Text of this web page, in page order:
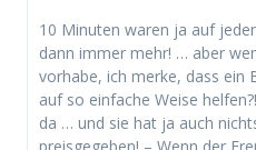
10 Minuten waren ja auf
dann immer mehr! … aber
vorhabe, ich merke, dass ein
auf so einfache Weise
da … und sie hat ja auch